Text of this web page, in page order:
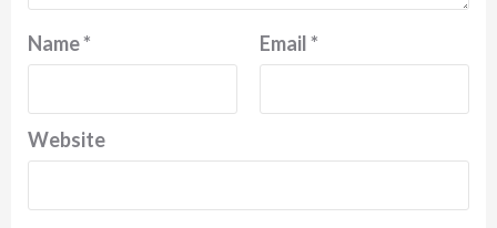
Name* Email*
Website